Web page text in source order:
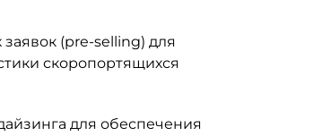
(pre-selling) для
скоропортящихся
для обеспечения